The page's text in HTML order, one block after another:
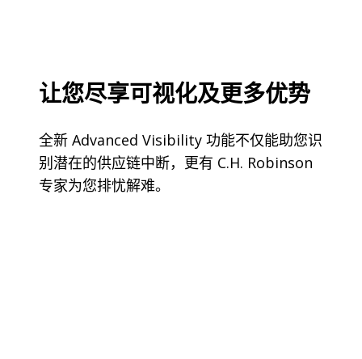
让您尽享可视化及更多优势
全新 Advanced Visibility 功能不仅能助您识
别潜在的供应链中断，更有 C.H. Robinson
专家为您排忧解难。